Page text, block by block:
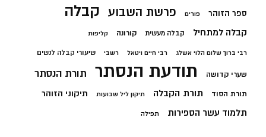
ספר הזוהר פורים פרשת השבוע קבלה
קבלה למתחיל קבלה מעשית קורונה קליפות
רבי ברוך שלום הלוי אשלג רבי חיים ויטאל רשבי שיעורי קבלה לנשים
שערי קדושה תודעת הנסתר תורת הנסתר
תורת הסוד תורת הקבלה תיקון ליל שבועות תיקוני הזוהר
תלמוד עשר הספירות תפילה